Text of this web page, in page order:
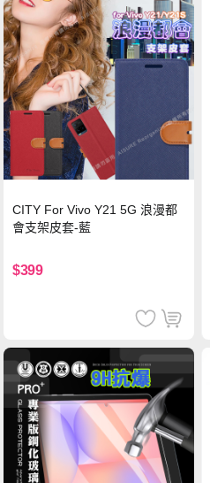
CITY For Vivo Y21 5G 浪漫都
會支架皮套-藍
$399